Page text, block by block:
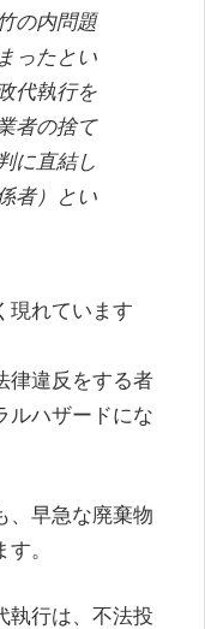
の内問題
ったとい
代執行を
者の捨て
に直結し
者）とい
現れています
律違反をする者
ルハザードにな
、早急な廃棄物
。
執行は、不法投